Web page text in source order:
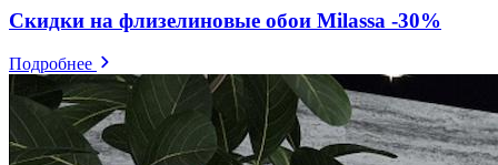
Скидки на флизелиновые обои Milassa -30%
Подробнее